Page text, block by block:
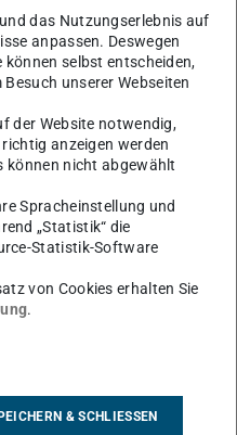
das Nutzungserlebnis auf
anpassen. Deswegen
können selbst entscheiden,
unserer Webseiten
der Website notwendig,
anzeigen werden
können nicht abgewählt
Spracheinstellung und
„Statistik“ die
Statistik-Software
von Cookies erhalten Sie
.
& SCHLIESSEN